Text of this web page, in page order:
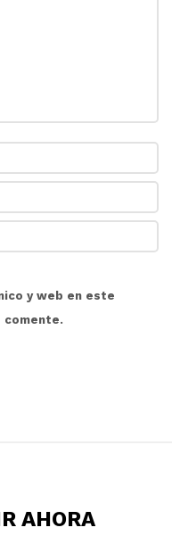
y web en este
comente.
AHORA